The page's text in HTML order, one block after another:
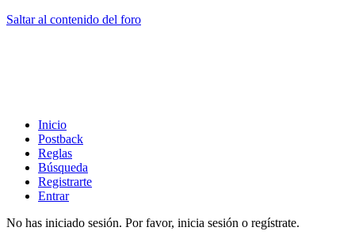
Saltar al contenido del foro
Inicio
Postback
Reglas
Búsqueda
Registrarte
Entrar
No has iniciado sesión. Por favor, inicia sesión o regístrate.